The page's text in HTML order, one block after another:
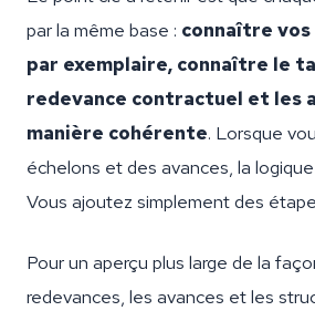
par la même base : connaître
par exemplaire, connaître le
redevance contractuel et les
manière cohérente. Lorsque
échelons et des avances, la
Vous ajoutez simplement des
Pour un aperçu plus large de la
redevances, les avances et les